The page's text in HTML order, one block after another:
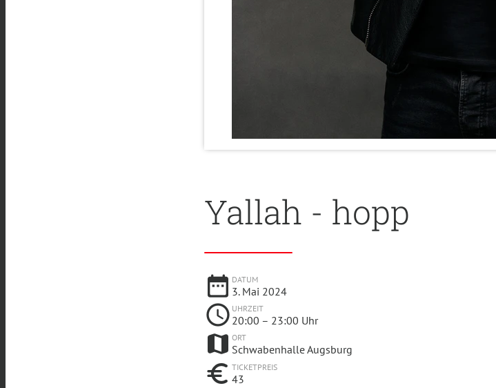
Yallah - hopp
date_range DATUM
3. Mai 2024
schedule UHRZEIT
20:00 – 23:00 Uhr
map ORT
Schwabenhalle Augsburg
euro TICKETPREIS
43